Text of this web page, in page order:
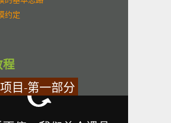
约定
程
目-第一部分